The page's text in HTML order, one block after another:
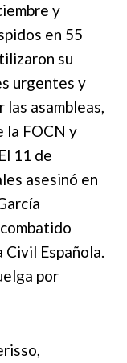
y
en 55
su
urgentes y
asambleas,
la FOCN y
11 de
asesinó en
Civil Española.
por